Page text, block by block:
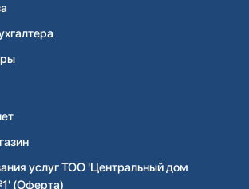
услуг ТОО 'Центральный дом
(Оферта)